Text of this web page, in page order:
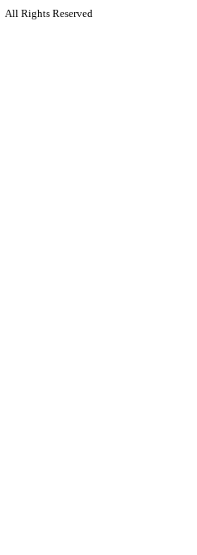
All Rights Reserved